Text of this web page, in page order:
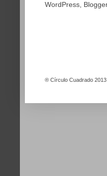
® Círculo Cuadrado 2013